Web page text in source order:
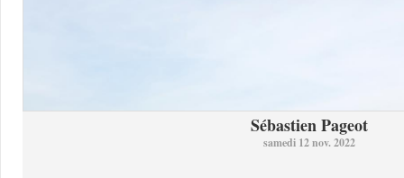
Sébastien Pageot
samedi 12 nov. 2022